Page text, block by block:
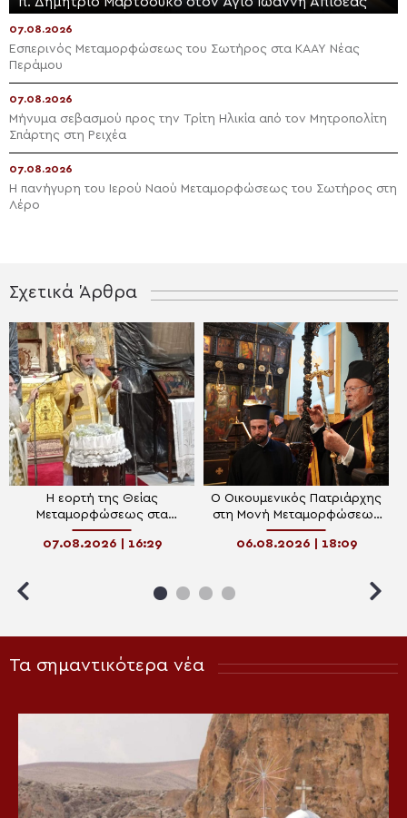
07.08.2026
Εσπερινός Μεταμορφώσεως του Σωτήρος στα ΚΑΑΥ Νέας
Περάμου
07.08.2026
Μήνυμα σεβασμού προς την Τρίτη Ηλικία από τον Μητροπολίτη
Σπάρτης στη Ρειχέα
07.08.2026
Η πανήγυρη του Ιερού Ναού Μεταμορφώσεως του Σωτήρος στη
Λέρο
Σχετικά Άρθρα
Η εορτή της Θείας
Μεταμορφώσεως στα
Ιωάννινα
07.08.2026 | 16:29
Ο Οικουμενικός Πατριάρχης
στη Μονή Μεταμορφώσεως
Σωτήρος της Πρώτης των
Πριγκηποννήσων
06.08.2026 | 18:09
Τα σημαντικότερα νέα